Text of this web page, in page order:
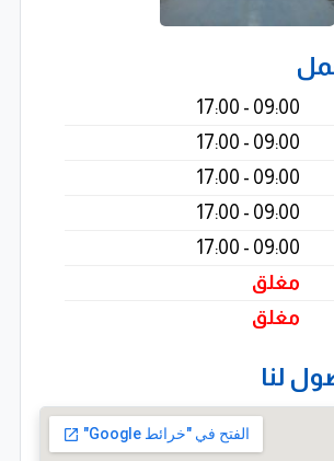
تهوية صناعية ذكية ومستدامة
09:00 - 17:00
09:00 - 17:00
09:00 - 17:00
09:00 - 17:00
09:00 - 17:00
مغلق
مغلق
لنا